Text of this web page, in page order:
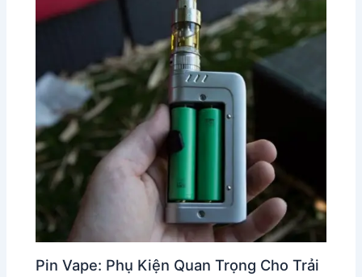
Pin Vape: Phụ Kiện Quan Trọng Cho Trải